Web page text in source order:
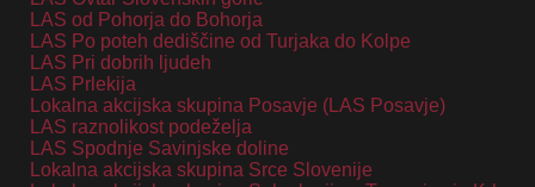
LAS od Pohorja do Bohorja
LAS Po poteh dediščine od Turjaka do Kolpe
LAS Pri dobrih ljudeh
LAS Prlekija
Lokalna akcijska skupina Posavje (LAS Posavje)
LAS raznolikost podeželja
LAS Spodnje Savinjske doline
Lokalna akcijska skupina Srce Slovenije